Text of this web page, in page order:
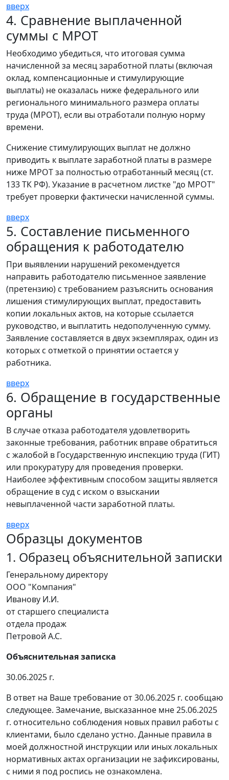
вверх
4. Сравнение выплаченной
суммы с МРОТ
Необходимо убедиться, что итоговая сумма
начисленной за месяц заработной платы (включая
оклад, компенсационные и стимулирующие
выплаты) не оказалась ниже федерального или
регионального минимального размера оплаты
труда (МРОТ), если вы отработали полную норму
времени.
Снижение стимулирующих выплат не должно
приводить к выплате заработной платы в размере
ниже МРОТ за полностью отработанный месяц (ст.
133 ТК РФ). Указание в расчетном листке "до МРОТ"
требует проверки фактически начисленной суммы.
вверх
5. Составление письменного
обращения к работодателю
При выявлении нарушений рекомендуется
направить работодателю письменное заявление
(претензию) с требованием разъяснить основания
лишения стимулирующих выплат, предоставить
копии локальных актов, на которые ссылается
руководство, и выплатить недополученную сумму.
Заявление составляется в двух экземплярах, один из
которых с отметкой о принятии остается у
работника.
вверх
6. Обращение в государственные
органы
В случае отказа работодателя удовлетворить
законные требования, работник вправе обратиться
с жалобой в Государственную инспекцию труда (ГИТ)
или прокуратуру для проведения проверки.
Наиболее эффективным способом защиты является
обращение в суд с иском о взыскании
невыплаченной части заработной платы.
вверх
Образцы документов
1. Образец объяснительной записки
Генеральному директору
ООО "Компания"
Иванову И.И.
от старшего специалиста
отдела продаж
Петровой А.С.
Объяснительная записка
30.06.2025 г.
В ответ на Ваше требование от 30.06.2025 г. сообщаю
следующее. Замечание, высказанное мне 25.06.2025
г. относительно соблюдения новых правил работы с
клиентами, было сделано устно. Данные правила в
моей должностной инструкции или иных локальных
нормативных актах организации не зафиксированы,
с ними я под роспись не ознакомлена.